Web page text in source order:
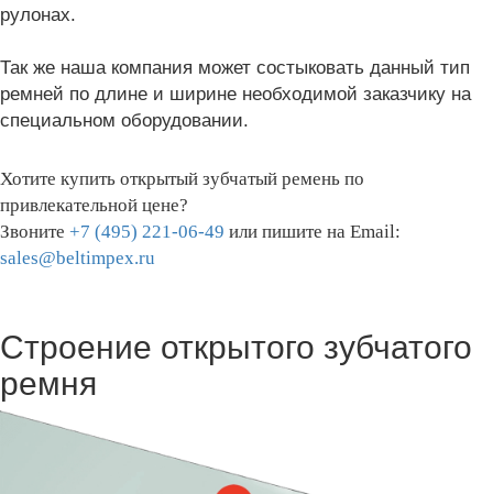
рулонах.
Так же наша компания может состыковать данный тип
ремней по длине и ширине необходимой заказчику на
специальном оборудовании.
Хотите купить открытый зубчатый ремень по
привлекательной цене?
Звоните +7 (495) 221-06-49 или пишите на Email:
sales@beltimpex.ru
Строение открытого зубчатого
ремня